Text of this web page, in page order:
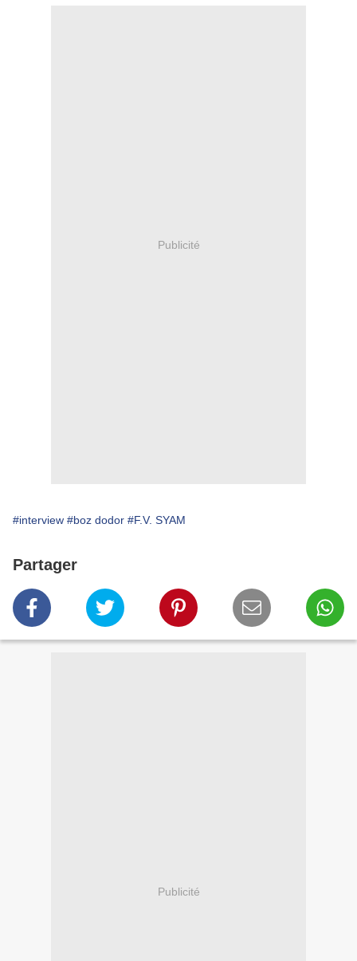
Publicité
#interview #boz dodor #F.V. SYAM
Partager
Publicité